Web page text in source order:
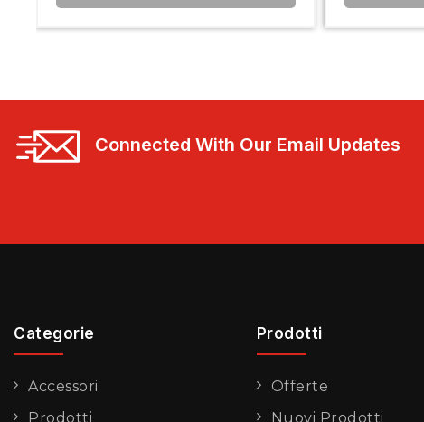
Connected With Our Email Updates
Categorie
Accessori
Prodotti
Prodotti
Offerte
Nuovi Prodotti